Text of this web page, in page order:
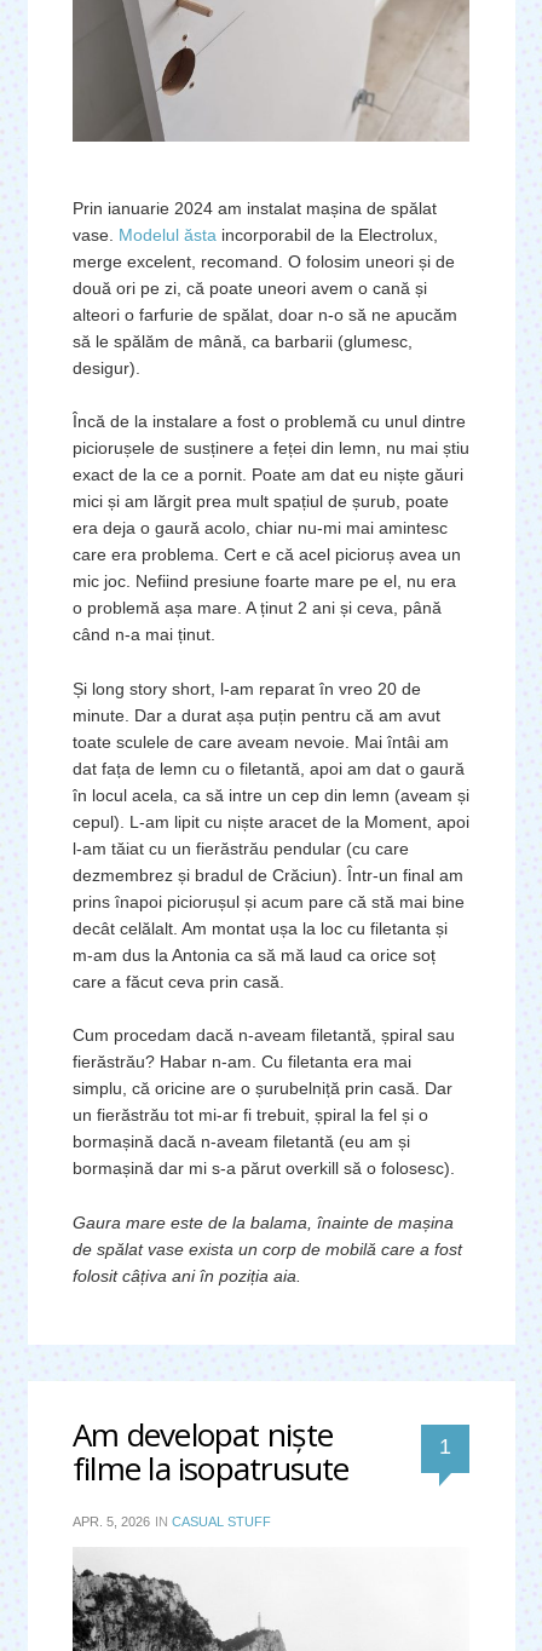
Prin ianuarie 2024 am instalat mașina de spălat
vase. Modelul ăsta incorporabil de la Electrolux,
merge excelent, recomand. O folosim uneori și de
două ori pe zi, că poate uneori avem o cană și
alteori o farfurie de spălat, doar n-o să ne apucăm
să le spălăm de mână, ca barbarii (glumesc,
desigur).
Încă de la instalare a fost o problemă cu unul dintre
piciorușele de susținere a feței din lemn, nu mai știu
exact de la ce a pornit. Poate am dat eu niște găuri
mici și am lărgit prea mult spațiul de șurub, poate
era deja o gaură acolo, chiar nu-mi mai amintesc
care era problema. Cert e că acel picioruș avea un
mic joc. Nefiind presiune foarte mare pe el, nu era
o problemă așa mare. A ținut 2 ani și ceva, până
când n-a mai ținut.
Și long story short, l-am reparat în vreo 20 de
minute. Dar a durat așa puțin pentru că am avut
toate sculele de care aveam nevoie. Mai întâi am
dat fața de lemn cu o filetantă, apoi am dat o gaură
în locul acela, ca să intre un cep din lemn (aveam și
cepul). L-am lipit cu niște aracet de la Moment, apoi
l-am tăiat cu un fierăstrău pendular (cu care
dezmembrez și bradul de Crăciun). Într-un final am
prins înapoi piciorușul și acum pare că stă mai bine
decât celălalt. Am montat ușa la loc cu filetanta și
m-am dus la Antonia ca să mă laud ca orice soț
care a făcut ceva prin casă.
Cum procedam dacă n-aveam filetantă, șpiral sau
fierăstrău? Habar n-am. Cu filetanta era mai
simplu, că oricine are o șurubelniță prin casă. Dar
un fierăstrău tot mi-ar fi trebuit, șpiral la fel și o
bormașină dacă n-aveam filetantă (eu am și
bormașină dar mi s-a părut overkill să o folosesc).
Gaura mare este de la balama, înainte de mașina
de spălat vase exista un corp de mobilă care a fost
folosit câțiva ani în poziția aia.
Am developat nişte
filme la isopatrusute 1
APR. 5, 2026 IN CASUAL STUFF